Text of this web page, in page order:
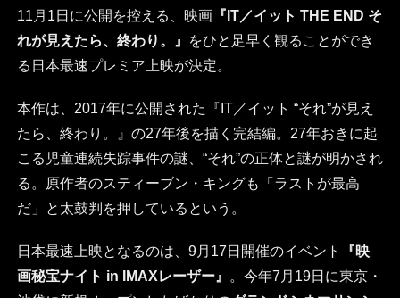
11月1日に公開を控える、映画『IT／イット THE END そ
れが見えたら、終わり。』
をひと足早く観ることができ
る日本最速プレミア上映が決定。
本作は、2017年に公開された『IT／イット “それ”が見え
たら、終わり。』の27年後を描く完結編。27年おきに起
こる児童連続失踪事件の謎、“それ”の正体と謎が明かされ
る。原作者のスティーブン・キングも「ラストが最高
だ」と太鼓判を押しているという。
日本最速上映となるのは、9月17日開催のイベント
『映
画秘宝ナイト in IMAXレーザー』
。今年7月19日に東京・